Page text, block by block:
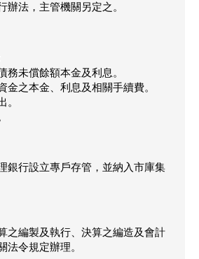
辦法，主管機關另定之。
務未償餘額本金及利息。
金之本金、利息及相關手續費。
。
銀行設立專戶存管，並納入市庫集
之編製及執行、決算之編造及會計
法令規定辦理。